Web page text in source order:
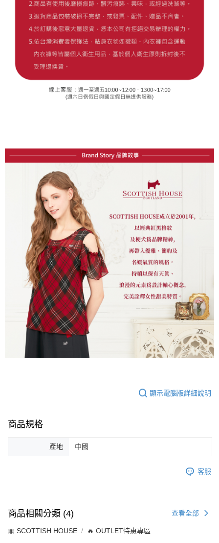
顯示電腦版詳細說明
商品規格
產地 中國
客服
商品相關分類 (4) 查看全部
🎀 SCOTTISH HOUSE 🔥 OUTLET特惠專區